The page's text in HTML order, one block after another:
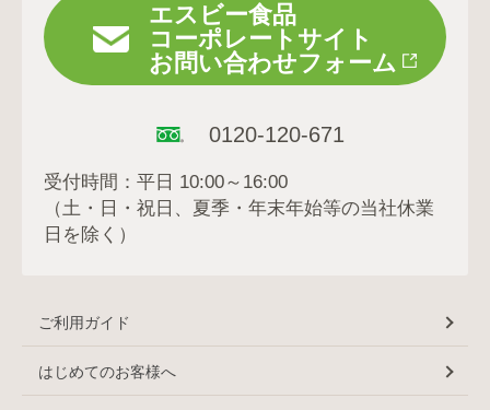
エスビー食品
コーポレートサイト
お問い合わせフォーム
0120-120-671
受付時間：平日 10:00～16:00
（土・日・祝日、夏季・年末年始等の当社休業
日を除く）
ご利用ガイド
はじめてのお客様へ